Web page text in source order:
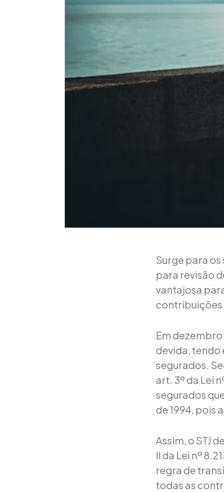
Surge para
para revisão
vantajosa
contribuições
Em dezembro
devida, tendo
segurados.
art. 3º da Lei
segurados
de 1994, pois
Assim, o STJ
II da Lei nº
regra de
todas as